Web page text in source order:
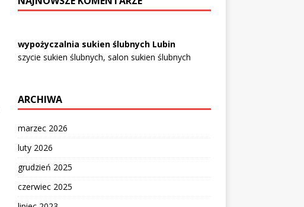
wypożyczalnia sukien ślubnych Lubin
szycie sukien ślubnych, salon sukien ślubnych
ARCHIWA
marzec 2026
luty 2026
grudzień 2025
czerwiec 2025